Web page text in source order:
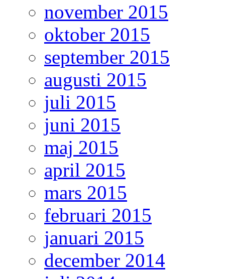
november 2015
oktober 2015
september 2015
augusti 2015
juli 2015
juni 2015
maj 2015
april 2015
mars 2015
februari 2015
januari 2015
december 2014